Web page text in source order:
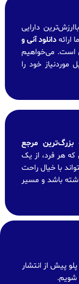
دارایی
ارائهدانلود آنی و
است. می‌خواهیم
موردنیاز خود را
بزرگ‌ترین مرجع
هر فرد، از یک
با خیال راحت
باشد و مسیر
پیش از انتشار
شویم.